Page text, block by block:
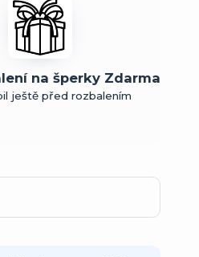
na šperky Zdarma
ještě před rozbalením